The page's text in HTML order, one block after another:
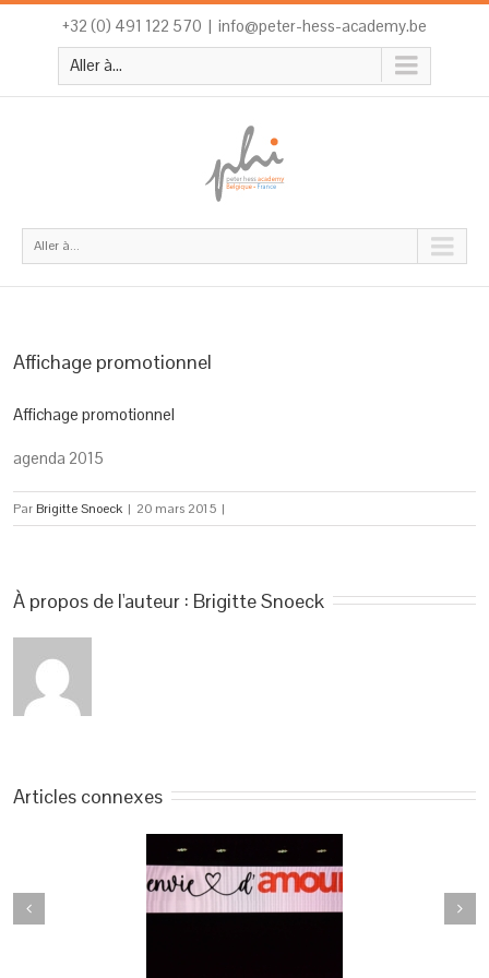
+32 (0) 491 122 570 | info@peter-hess-academy.be
Aller à...
Aller à...
Affichage promotionnel
Affichage promotionnel
agenda 2015
Par Brigitte Snoeck | 20 mars 2015 |
À propos de l'auteur : Brigitte Snoeck
Articles connexes